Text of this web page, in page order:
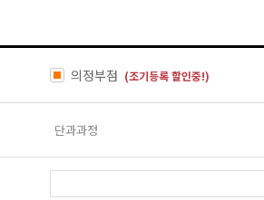
의정부점 (조기등록 할인중!)